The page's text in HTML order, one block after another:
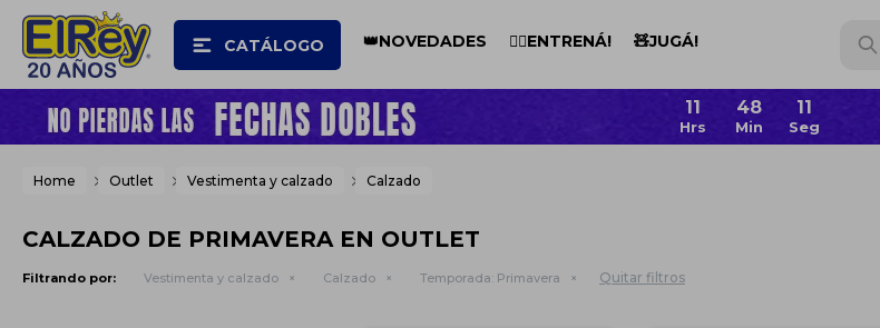
CATÁLOGO 👑NOVEDADES 🏋️‍♂️ENTRENÁ! 🧸JUGÁ!
11 48 10
Home Outlet Vestimenta y calzado Calzado
CALZADO DE PRIMAVERA EN OUTLET
Filtrando por: Vestimenta y calzado Calzado Temporada: Primavera Quitar filtros